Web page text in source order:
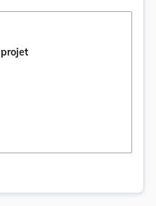
nouvel onglet
onglet